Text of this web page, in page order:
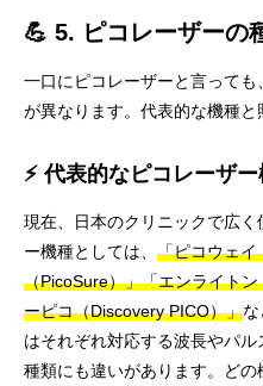
💪 5. ピコレーザーの
一口にピコレーザーと言って
が異なります。代表的な機種と
⚡ 代表的なピコレーザ
現在、日本のクリニックで広
ー機種としては、 「ピコウェイ
（PicoSure）」「エンライト
ーピコ（Discovery PICO）」
はそれぞれ対応する波長やパ
種類にも違いがあります。ど